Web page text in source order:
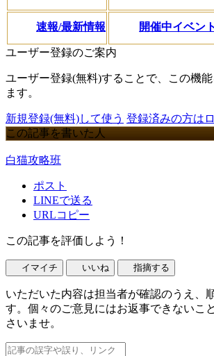
速報/最新情報 開催中イベント
ユーザー登録のご案内
ユーザー登録(無料)することで、この機
ます。
新規登録(無料)して使う 登録済みの方は
この記事を書いた人
白猫攻略班
ポスト
LINEで送る
URLコピー
この記事を評価しよう！
イマイチ いいね 指摘する
いただいた内容は担当者が確認のうえ、
す。個々のご意見にはお返事できないこ
さいませ。